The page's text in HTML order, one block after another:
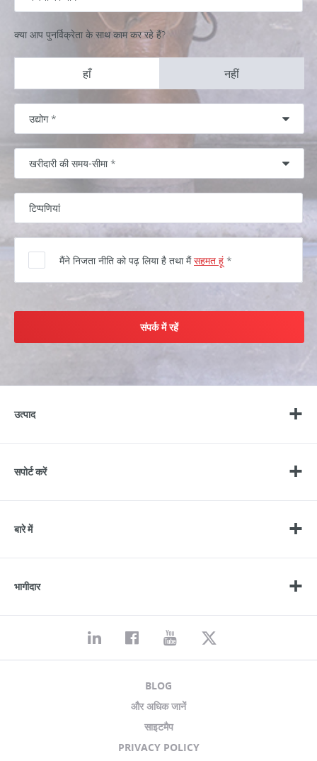
क्या आप पुनर्विक्रेता के साथ काम कर रहे हैं?
हाँ नहीं
मैंने निजता नीति को पढ़ लिया है तथा मैंसहमत हूं *
संपर्क में रहें
उत्पाद
सपोर्ट करें
बारे में
भागीदार
BLOG
और अधिक जानें
साइटमैप
PRIVACY POLICY